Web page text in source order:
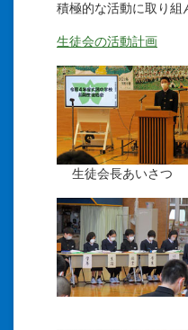
積極的な活動に取り組
生徒会の活動計画
生徒会長あいさつ